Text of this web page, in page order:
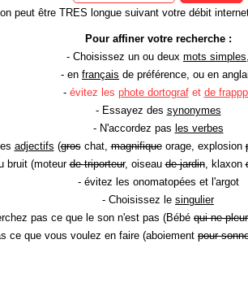
peut être TRES longue suivant votre débit
Pour affiner votre recherche :
- Choisissez un ou deux mots simples,
- en français de préférence, ou en
- évitez les phote dortografet de
- Essayez des synonymes
- N'accordez pas les verbes
adjectifs (groschat,magnifiqueorage, explosion
bruit (moteurde triporteur, oiseaude jardin, klaxon
- évitez les onomatopées et l'argot
- Choisissez le singulier
pas ce que le son n'est pas (Bébé qui ne
ce que vous voulez en faire (aboiement pour